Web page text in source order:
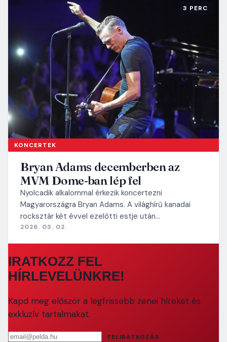
KONCERTEK
3 PERC
Bryan Adams decemberben az
MVM Dome-ban lép fel
Nyolcadik alkalommal érkezik koncertezni
Magyarországra Bryan Adams. A világhírű kanadai
rocksztár két évvel ezelőtti estje után…
2026. 03. 02.
IRATKOZZ FEL
HÍRLEVELÜNKRE!
Kapd meg először a legfrissebb zenei híreket és
exkluzív tartalmakat.
Email cím
FELIRATKOZÁS